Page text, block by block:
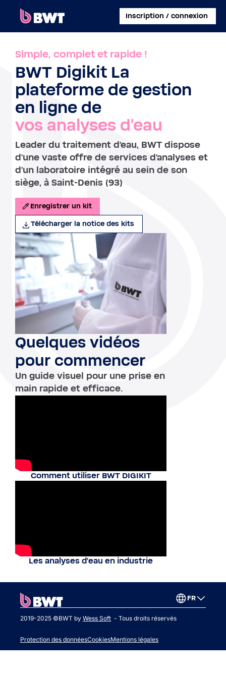
Inscription / connexion
SE CONNECTER
CRÉER UN COMPTE CLIENT
ENREGISTRER UN KIT SANS COMPTE
À PROPOS DE BWT
CONTACT
Simple, complet et rapide !
BWT Digikit La
plateforme de gestion
en ligne de
vos analyses d'eau
Leader du traitement d'eau, BWT dispose
d'une vaste offre de services d'analyses et
d'un laboratoire intégré au sein de son
siège, à Saint-Denis (93)
Enregistrer un kit
Télécharger la notice des kits
Quelques vidéos
pour commencer
Un guide visuel pour une prise en
main rapide et efficace.
Comment utiliser BWT DIGIKIT
Les analyses d'eau en industrie
FR
2019-2025 ©BWT by Wess Soft - Tous droits réservés
Protection des donnéesCookiesMentions légales